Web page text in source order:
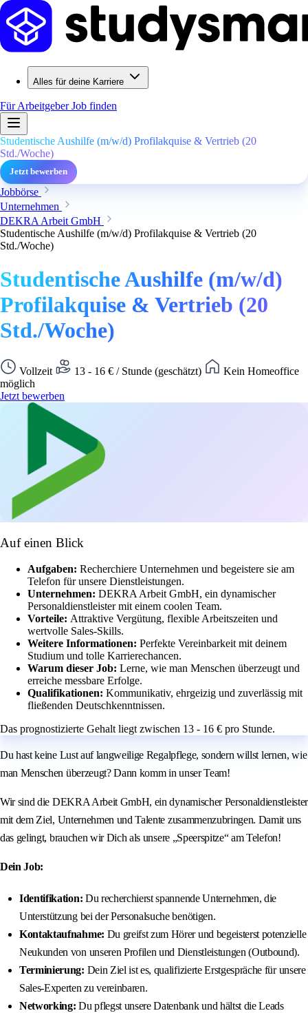
Alles für deine Karriere
Für ArbeitgeberJob finden
Studentische Aushilfe (m/w/d) Profilakquise & Vertrieb (20
Std./Woche)
Jetzt bewerben
Jobbörse
Unternehmen
DEKRA Arbeit GmbH
Studentische Aushilfe (m/w/d) Profilakquise & Vertrieb (20
Std./Woche)
Studentische Aushilfe (m/w/d)
Profilakquise & Vertrieb (20
Std./Woche)
Vollzeit 13 - 16 € / Stunde (geschätzt)
Kein Homeoffice
möglich
Jetzt bewerben
Auf einen Blick
Aufgaben: Recherchiere Unternehmen und begeistere sie am
Telefon für unsere Dienstleistungen.
Unternehmen: DEKRA Arbeit GmbH, ein dynamischer
Personaldienstleister mit einem coolen Team.
Vorteile: Attraktive Vergütung, flexible Arbeitszeiten und
wertvolle Sales-Skills.
Weitere Informationen: Perfekte Vereinbarkeit mit deinem
Studium und tolle Karrierechancen.
Warum dieser Job: Lerne, wie man Menschen überzeugt und
erreiche messbare Erfolge.
Qualifikationen: Kommunikativ, ehrgeizig und zuverlässig mit
fließenden Deutschkenntnissen.
Das prognostizierte Gehalt liegt zwischen 13 - 16 € pro Stunde.
Du hast keine Lust auf langweilige Regalpflege, sondern willst lernen, wie
man Menschen überzeugt? Dann komm in unser Team!
Wir sind die DEKRA Arbeit GmbH, ein dynamischer Personaldienstleister
mit dem Ziel, Unternehmen und Talente zusammenzubringen. Damit uns
das gelingt, brauchen wir Dich als unsere „Speerspitze“ am Telefon!
Dein Job:
Identifikation: Du recherchierst spannende Unternehmen, die
Unterstützung bei der Personalsuche benötigen.
Kontaktaufnahme: Du greifst zum Hörer und begeisterst potenzielle
Neukunden von unseren Profilen und Dienstleistungen (Outbound).
Terminierung: Dein Ziel ist es, qualifizierte Erstgespräche für unsere
Sales-Experten zu vereinbaren.
Networking: Du pflegst unsere Datenbank und hältst die Leads